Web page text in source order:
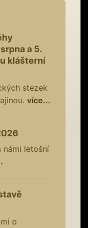
a 5.
klášterní
stezek
více...
námi letošní
o